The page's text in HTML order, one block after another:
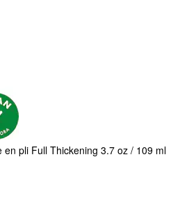
en pli Full Thickening 3.7 oz / 109 ml